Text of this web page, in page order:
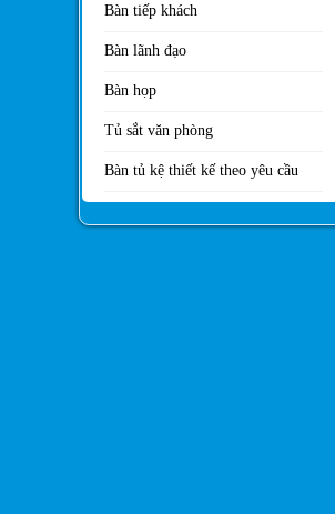
Bàn tiếp khách
Bàn lãnh đạo
Bàn họp
Tủ sắt văn phòng
Bàn tủ kệ thiết kế theo yêu cầu